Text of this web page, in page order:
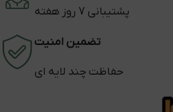
پشتیبانی 7 روز هفته
تضمین امنیت
حفاظت چند لایه ای